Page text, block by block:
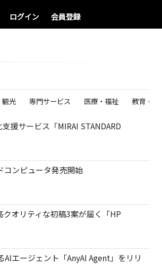
ログイン 会員登録
光 専門サービス 医療・福祉 教育・学習
援サービス「MIRAI STANDARD
ンピュータ発売開始
クオリティな初稿3案が届く「HP
エージェント「AnyAI Agent」をリリ